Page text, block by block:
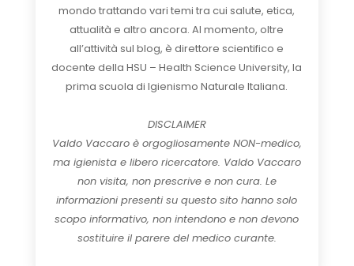
mondo trattando vari temi tra cui salute, etica,
attualità e altro ancora. Al momento, oltre
all’attività sul blog, è direttore scientifico e
docente della HSU – Health Science University, la
prima scuola di Igienismo Naturale Italiana.
DISCLAIMER
Valdo Vaccaro è orgogliosamente NON-medico,
ma igienista e libero ricercatore. Valdo Vaccaro
non visita, non prescrive e non cura. Le
informazioni presenti su questo sito hanno solo
scopo informativo, non intendono e non devono
sostituire il parere del medico curante.